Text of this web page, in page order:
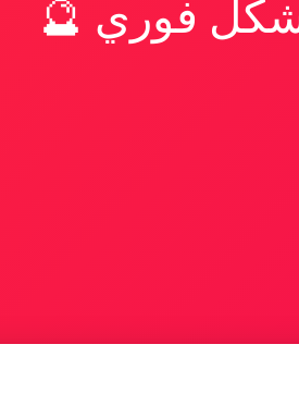
فوري 🔮